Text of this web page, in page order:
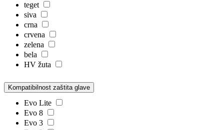
teget
siva
crna
crvena
zelena
bela
HV žuta
Kompatibilnost zaštita glave
Evo Lite
Evo 8
Evo 3